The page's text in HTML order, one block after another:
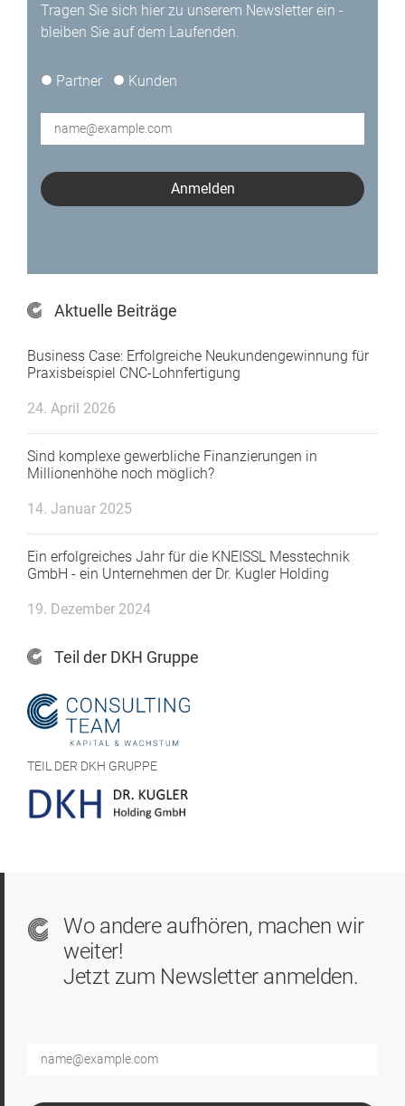
Tragen Sie sich hier zu unserem Newsletter ein -
bleiben Sie auf dem Laufenden.
type*Partner Kunden
Mail*
Anmelden
Aktuelle Beiträge
Business Case: Erfolgreiche Neukundengewinnung für
Praxisbeispiel CNC-Lohnfertigung
24. April 2026
Sind komplexe gewerbliche Finanzierungen in
Millionenhöhe noch möglich?
14. Januar 2025
Ein erfolgreiches Jahr für die KNEISSL Messtechnik
GmbH - ein Unternehmen der Dr. Kugler Holding
19. Dezember 2024
Teil der DKH Gruppe
TEIL DER DKH GRUPPE
Wo andere aufhören, machen wir
weiter!
Jetzt zum Newsletter anmelden.